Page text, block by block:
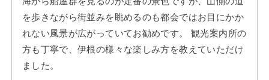
を歩きながら街並みを眺めるのも都会ではお目にかか
れない風景が広がっていてお勧めです。 観光案内所の
方も丁寧で、伊根の様々な楽しみ方を教えていただけ
ました。